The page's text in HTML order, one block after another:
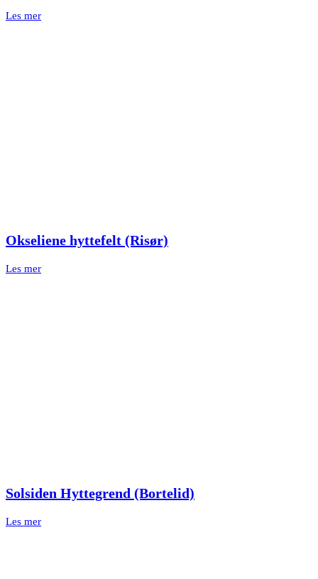
Les mer
Okseliene hyttefelt (Risør)
Les mer
Solsiden Hyttegrend (Bortelid)
Les mer